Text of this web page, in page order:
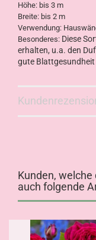
Höhe: bis 3 m
Breite: bis 2 m
Verwendung:
Besonderes: Diese
erhalten, u.a. den
gute Blattgesundheit
Kunden,
auch folgende